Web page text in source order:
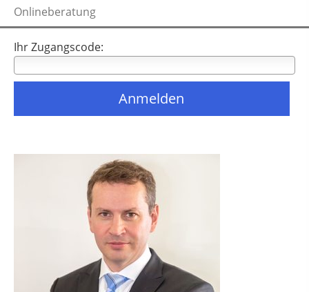
Onlineberatung
Ihr Zugangscode: